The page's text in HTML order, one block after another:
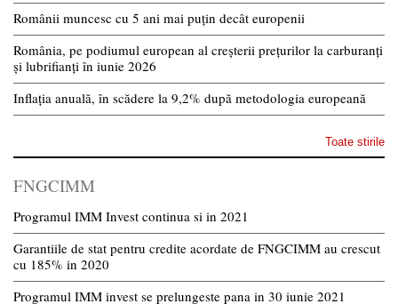
Românii muncesc cu 5 ani mai puțin decât europenii
România, pe podiumul european al creșterii prețurilor la carburanți
și lubrifianți în iunie 2026
Inflația anuală, în scădere la 9,2% după metodologia europeană
Toate stirile
FNGCIMM
Programul IMM Invest continua si in 2021
Garantiile de stat pentru credite acordate de FNGCIMM au crescut
cu 185% in 2020
Programul IMM invest se prelungeste pana in 30 iunie 2021